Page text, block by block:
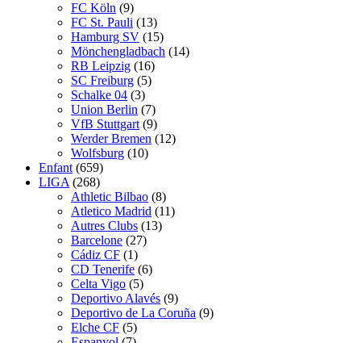
FC Köln (9)
FC St. Pauli (13)
Hamburg SV (15)
Mönchengladbach (14)
RB Leipzig (16)
SC Freiburg (5)
Schalke 04 (3)
Union Berlin (7)
VfB Stuttgart (9)
Werder Bremen (12)
Wolfsburg (10)
Enfant (659)
LIGA (268)
Athletic Bilbao (8)
Atletico Madrid (11)
Autres Clubs (13)
Barcelone (27)
Cádiz CF (1)
CD Tenerife (6)
Celta Vigo (5)
Deportivo Alavés (9)
Deportivo de La Coruña (9)
Elche CF (5)